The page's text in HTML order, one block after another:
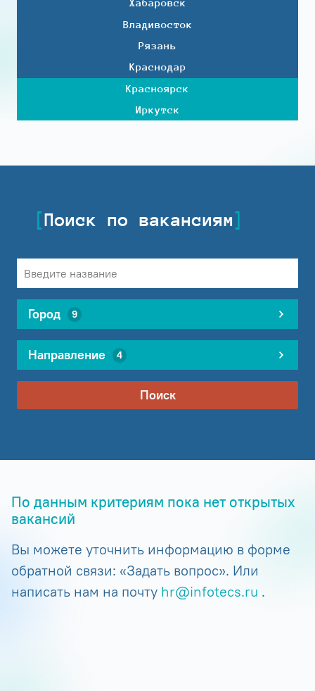
Хабаровск
Владивосток
Рязань
Краснодар
Красноярск
Иркутск
Поиск по вакансиям
Город 9
Направление 4
Поиск
По данным критериям пока нет открытых
вакансий
Вы можете уточнить информацию в форме
обратной связи: «Задать вопрос». Или
написать нам на почту hr@infotecs.ru .